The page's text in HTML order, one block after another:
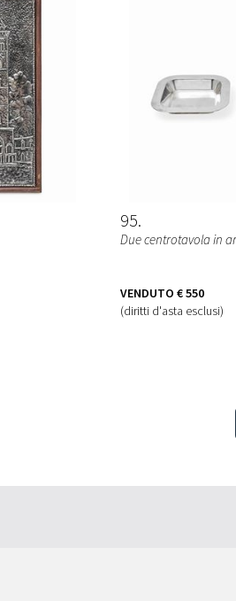
95
Due centrotavola in
VENDUTO € 550
(diritti d'asta esclusi)